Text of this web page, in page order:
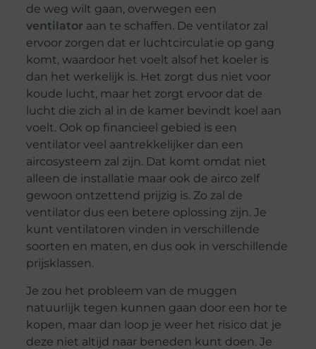
de weg wilt gaan, overwegen een
ventilator aan te schaffen. De ventilator zal
ervoor zorgen dat er luchtcirculatie op gang
komt, waardoor het voelt alsof het koeler is
dan het werkelijk is. Het zorgt dus niet voor
koude lucht, maar het zorgt ervoor dat de
lucht die zich al in de kamer bevindt koel aan
voelt. Ook op financieel gebied is een
ventilator veel aantrekkelijker dan een
aircosysteem zal zijn. Dat komt omdat niet
alleen de installatie maar ook de airco zelf
gewoon ontzettend prijzig is. Zo zal de
ventilator dus een betere oplossing zijn. Je
kunt ventilatoren vinden in verschillende
soorten en maten, en dus ook in verschillende
prijsklassen.
Je zou het probleem van de muggen
natuurlijk tegen kunnen gaan door een hor te
kopen, maar dan loop je weer het risico dat je
deze niet altijd naar beneden kunt doen. Je